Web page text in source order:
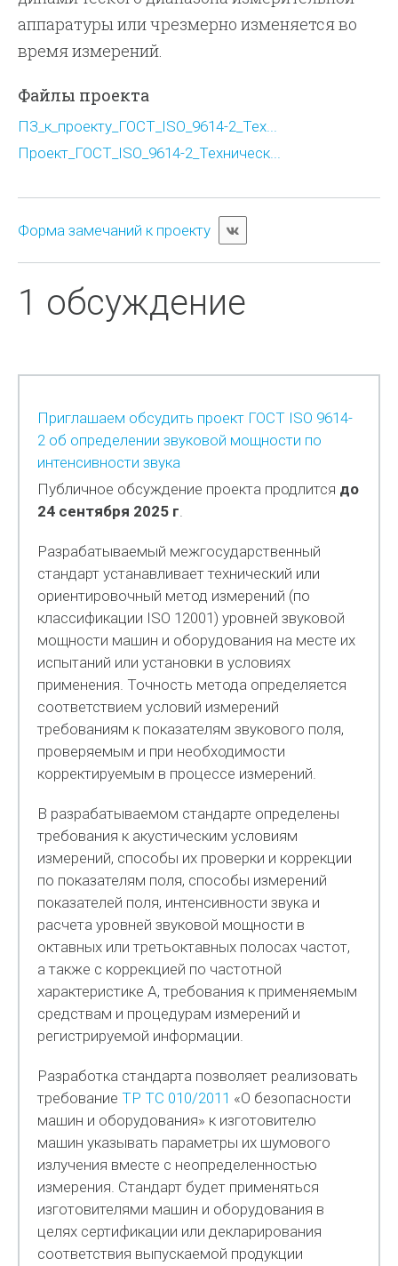
аппаратуры или чрезмерно изменяется во
время измерений.
Файлы проекта
ПЗ_к_проекту_ГОСТ_ISO_9614-2_Тех...
Проект_ГОСТ_ISO_9614-2_Техническ...
Форма замечаний к проекту
1 обсуждение
Приглашаем обсудить проект ГОСТ ISO 9614-
2 об определении звуковой мощности по
интенсивности звука
Публичное обсуждение проекта продлится до
24 сентября 2025 г.
Разрабатываемый межгосударственный
стандарт устанавливает технический или
ориентировочный метод измерений (по
классификации ISO 12001) уровней звуковой
мощности машин и оборудования на месте их
испытаний или установки в условиях
применения. Точность метода определяется
соответствием условий измерений
требованиям к показателям звукового поля,
проверяемым и при необходимости
корректируемым в процессе измерений.
В разрабатываемом стандарте определены
требования к акустическим условиям
измерений, способы их проверки и коррекции
по показателям поля, способы измерений
показателей поля, интенсивности звука и
расчета уровней звуковой мощности в
октавных или третьоктавных полосах частот,
а также с коррекцией по частотной
характеристике А, требования к применяемым
средствам и процедурам измерений и
регистрируемой информации.
Разработка стандарта позволяет реализовать
требованиеТР ТС 010/2011 «О безопасности
машин и оборудования» к изготовителю
машин указывать параметры их шумового
излучения вместе с неопределенностью
измерения. Стандарт будет применяться
изготовителями машин и оборудования в
целях сертификации или декларирования
соответствия выпускаемой продукции